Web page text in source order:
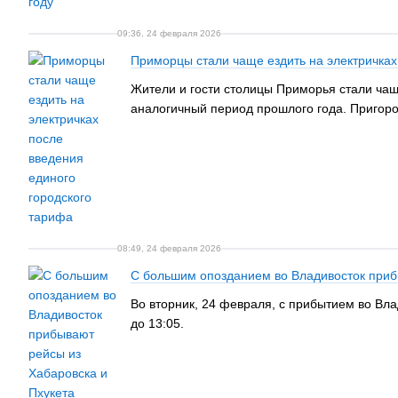
09:36, 24 февраля 2026
Приморцы стали чаще ездить на
Жители и гости столицы Приморья стали
аналогичный период прошлого года.
08:49, 24 февраля 2026
С большим опозданием во Владивосток
Во вторник, 24 февраля, с прибытием во
до 13:05.